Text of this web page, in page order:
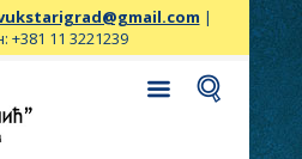
|
+381 11 3221239